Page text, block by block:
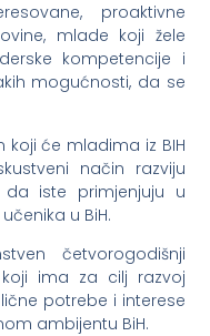
proaktivne
mlade koji žele
kompetencije i
mogućnosti, da se
koji će mladima iz BIH
način razviju
da iste primjenjuju u
u BiH.
četvorogodišnji
ima za cilj razvoj
potrebe i interese
ambijentu BiH.